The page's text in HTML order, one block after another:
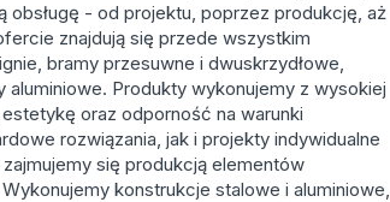
obsługę - od projektu, poprzez produkcję, aż
znajdują się przede wszystkim
bramy przesuwne i dwuskrzydłowe,
Produkty wykonujemy z wysokiej
oraz odporność na warunki
rozwiązania, jak i projekty indywidualne
się produkcją elementów
konstrukcje stalowe i aluminiowe,